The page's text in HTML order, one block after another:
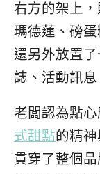
右方的架上
瑪德蓮、磅
還另外放置
誌、活動訊息
老闆認為點
式甜點的精
貫穿了整個